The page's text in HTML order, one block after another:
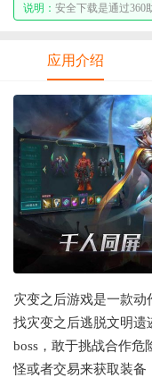
说明： 安全下载是通过360
应用介绍
灾变之后游戏是一款
找灾变之后逃脱文明遗
boss，敢于挑战合作
怪或者交易来获取装备